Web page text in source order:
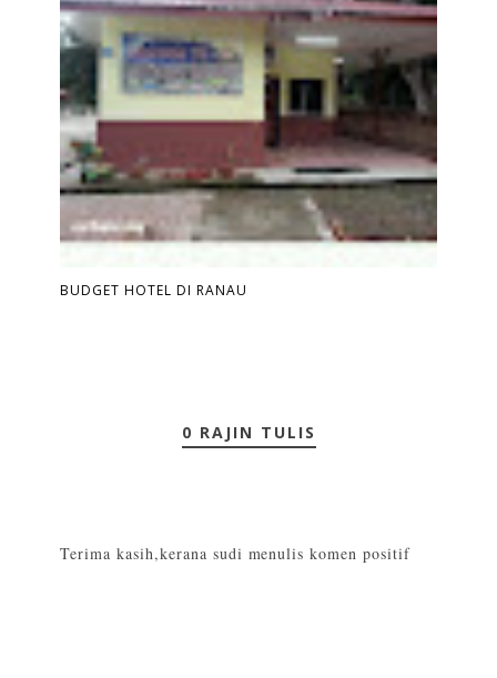
BUDGET HOTEL DI RANAU
0 RAJIN TULIS
Terima kasih,kerana sudi menulis komen positif